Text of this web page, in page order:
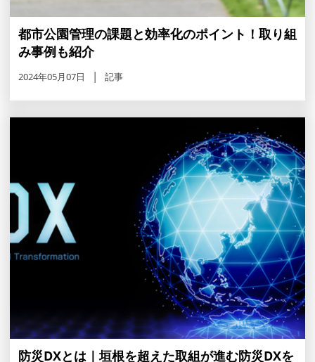
都市公園管理の課題と効率化のポイント！取り組
み事例も紹介
2024年05月07日 記事
防災DXとは｜垣根を超えた取組が進む防災DXを